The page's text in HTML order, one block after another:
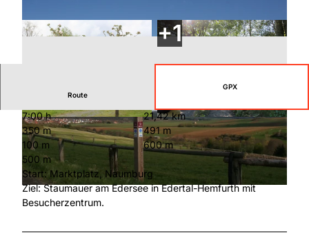
Nordhe
ssen
© TAG Naturpark Habichtswald e.V., Claudia Thöne |CC-BY
© Stadt Naumburg Hessen, Claudia Thöne |
CC-BY-SA
© TAG Naturpark Habichtswald e.V., Rita Rüena
uver |CC-BY
Route
GPX
7:00 h
21,42 km
350 m
491 m
100 m
600 m
500 m
Start: Marktplatz, Naumburg
Ziel: Staumauer am Edersee in Edertal-Hemfurth mit
Besucherzentrum.